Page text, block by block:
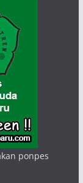
ponpes